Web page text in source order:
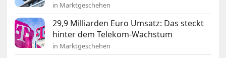
in Marktgeschehen
29,9 Milliarden Euro Umsatz: Das steckt
hinter dem Telekom-Wachstum
in Marktgeschehen